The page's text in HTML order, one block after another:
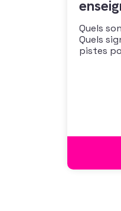
Quels
Quels
pistes